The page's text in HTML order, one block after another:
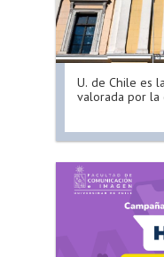
U. de Chile es
valorada por la